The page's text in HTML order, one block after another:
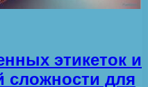
этикеток и
для